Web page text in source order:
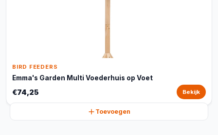
BIRD FEEDERS
Emma's Garden Multi Voederhuis op Voet
€74,25 Bekijk
Toevoegen